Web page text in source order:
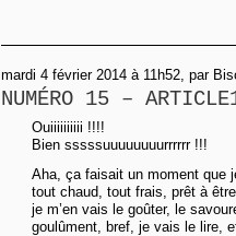
mardi 4 février 2014 à 11h52, par
NUMÉRO 15 –
Ouiiiiiiiiii !!!!
Bien sssssuuuuuuuurrrrrr !!!
Aha, ça faisait un moment que
tout chaud, tout frais, prêt à
je m’en vais le goûter, le
goulûment, bref, je vais le lire,